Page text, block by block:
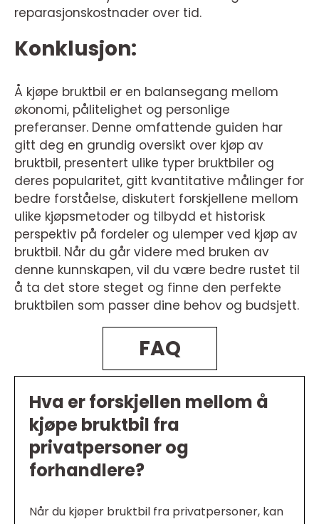
reparasjonskostnader over tid.
Konklusjon:
Å kjøpe bruktbil er en balansegang mellom
økonomi, pålitelighet og personlige
preferanser. Denne omfattende guiden har
gitt deg en grundig oversikt over kjøp av
bruktbil, presentert ulike typer bruktbiler og
deres popularitet, gitt kvantitative målinger for
bedre forståelse, diskutert forskjellene mellom
ulike kjøpsmetoder og tilbydd et historisk
perspektiv på fordeler og ulemper ved kjøp av
bruktbil. Når du går videre med bruken av
denne kunnskapen, vil du være bedre rustet til
å ta det store steget og finne den perfekte
bruktbilen som passer dine behov og budsjett.
FAQ
Hva er forskjellen mellom å
kjøpe bruktbil fra
privatpersoner og
forhandlere?
Når du kjøper bruktbil fra privatpersoner, kan